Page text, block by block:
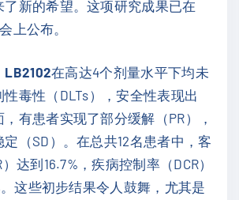
了新的希望。这项研究成果已在
上公布。
LB2102在高达4个剂量水平下均未
毒性（DLTs），安全性表现出
有患者实现了部分缓解（PR），
（SD）。在总共12名患者中，客
达到16.7%，疾病控制率（DCR）
这些初步结果令人鼓舞，尤其是